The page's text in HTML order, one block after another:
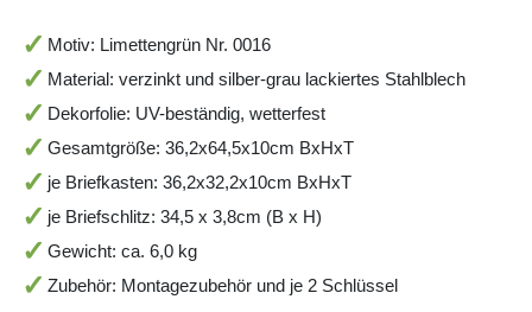
Motiv: Limettengrün Nr. 0016
Material: verzinkt und silber-grau lackiertes Stahlblech
Dekorfolie: UV-beständig, wetterfest
Gesamtgröße: 36,2x64,5x10cm BxHxT
je Briefkasten: 36,2x32,2x10cm BxHxT
je Briefschlitz: 34,5 x 3,8cm (B x H)
Gewicht: ca. 6,0 kg
Zubehör: Montagezubehör und je 2 Schlüssel